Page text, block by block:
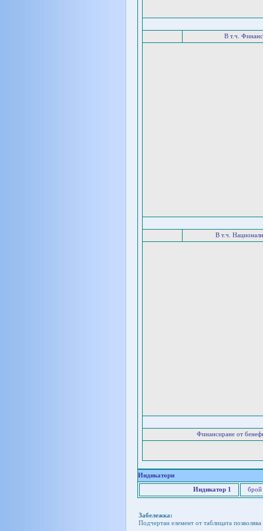
В т.ч.
В т.ч.
Финансиране от
Индикатори
Индикатор 1 брой
Забележка:
Подчертан елемент от таблицата